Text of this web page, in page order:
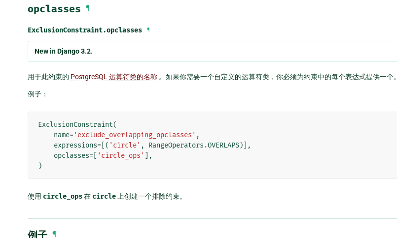
opclasses ¶
ExclusionConstraint.opclasses ¶
New in Django 3.2.
用于此约束的 PostgreSQL 运算符类的名称 。如果你需要一个自定义的运算符类，你必须为约束中的每个表达式提供一个。
例子：
ExclusionConstraint(
name= 'exclude_overlapping_opclasses' ,
expressions= [( 'circle' , RangeOperators .OVERLAPS)],
opclasses= 'circle_ops'
],
)
使用 circle_ops在 circle 上创建一个排除约束。
例子 ¶